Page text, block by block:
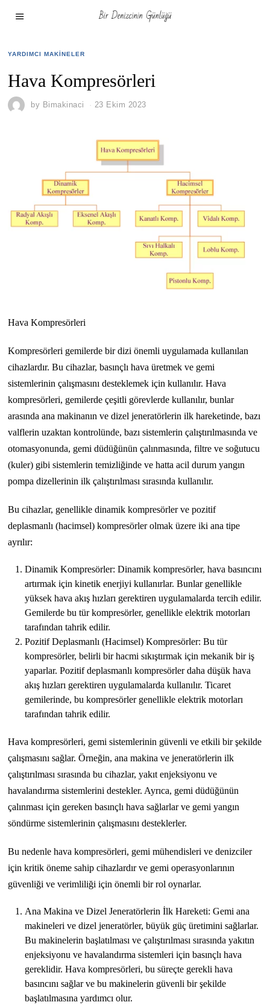
YARDIMCI MAKINELER
Hava Kompresörleri
by Bimakinaci 23 Ekim 2023
Hava Kompresörleri
Kompresörleri gemilerde bir dizi önemli uygulamada kullanılan
cihazlardır. Bu cihazlar, basınçlı hava üretmek ve gemi
sistemlerinin çalışmasını desteklemek için kullanılır. Hava
kompresörleri, gemilerde çeşitli görevlerde kullanılır, bunlar
arasında ana makinanın ve dizel jeneratörlerin ilk hareketinde, bazı
valflerin uzaktan kontrolünde, bazı sistemlerin çalıştırılmasında ve
otomasyonunda, gemi düdüğünün çalınmasında, filtre ve soğutucu
(kuler) gibi sistemlerin temizliğinde ve hatta acil durum yangın
pompa dizellerinin ilk çalıştırılması sırasında kullanılır.
Bu cihazlar, genellikle dinamik kompresörler ve pozitif
deplasmanlı (hacimsel) kompresörler olmak üzere iki ana tipe
ayrılır:
Dinamik Kompresörler: Dinamik kompresörler, hava basıncını
artırmak için kinetik enerjiyi kullanırlar. Bunlar genellikle
yüksek hava akış hızları gerektiren uygulamalarda tercih edilir.
Gemilerde bu tür kompresörler, genellikle elektrik motorları
tarafından tahrik edilir.
Pozitif Deplasmanlı (Hacimsel) Kompresörler: Bu tür
kompresörler, belirli bir hacmi sıkıştırmak için mekanik bir iş
yaparlar. Pozitif deplasmanlı kompresörler daha düşük hava
akış hızları gerektiren uygulamalarda kullanılır. Ticaret
gemilerinde, bu kompresörler genellikle elektrik motorları
tarafından tahrik edilir.
Hava kompresörleri, gemi sistemlerinin güvenli ve etkili bir şekilde
çalışmasını sağlar. Örneğin, ana makina ve jeneratörlerin ilk
çalıştırılması sırasında bu cihazlar, yakıt enjeksiyonu ve
havalandırma sistemlerini destekler. Ayrıca, gemi düdüğünün
çalınması için gereken basınçlı hava sağlarlar ve gemi yangın
söndürme sistemlerinin çalışmasını desteklerler.
Bu nedenle hava kompresörleri, gemi mühendisleri ve denizciler
için kritik öneme sahip cihazlardır ve gemi operasyonlarının
güvenliği ve verimliliği için önemli bir rol oynarlar.
Ana Makina ve Dizel Jeneratörlerin İlk Hareketi: Gemi ana
makineleri ve dizel jeneratörler, büyük güç üretimini sağlarlar.
Bu makinelerin başlatılması ve çalıştırılması sırasında yakıtın
enjeksiyonu ve havalandırma sistemleri için basınçlı hava
gereklidir. Hava kompresörleri, bu süreçte gerekli hava
basıncını sağlar ve bu makinelerin güvenli bir şekilde
başlatılmasına yardımcı olur.